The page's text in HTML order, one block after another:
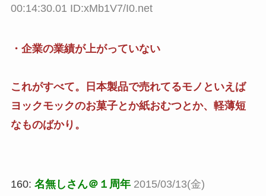
00:14:30.01 ID:xMb1V7/I0.net
・企業の業績が上がっていない
これがすべて。日本製品で売れてるモノといえば
ヨックモックのお菓子とか紙おむつとか、軽薄短
なものばかり。
160: 名無しさん＠１周年 2015/03/13(金)